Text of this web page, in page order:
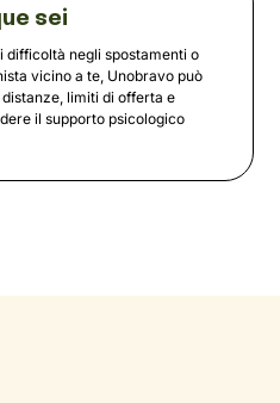
sei
difficoltà negli spostamenti o
vicino a te, Unobravo può
limiti di offerta e
il supporto psicologico